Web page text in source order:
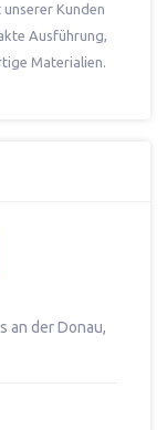
Kunden
Ausführung,
Materialien.
an der Donau,